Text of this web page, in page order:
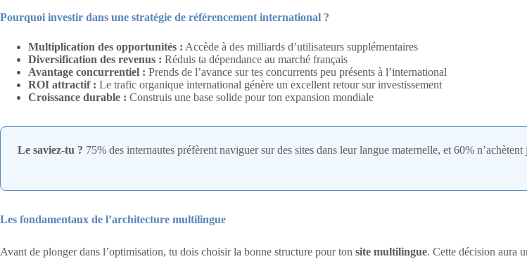
Pourquoi investir dans une stratégie de référencement international ?
Multiplication des opportunités : Accède à des milliards d’utilisateurs supplémentaires
Diversification des revenus : Réduis ta dépendance au marché français
Avantage concurrentiel : Prends de l’avance sur tes concurrents peu présents à l’international
ROI attractif : Le trafic organique international génère un excellent retour sur investissement
Croissance durable : Construis une base solide pour ton expansion mondiale
Le saviez-tu ? 75% des internautes préfèrent naviguer sur des sites dans leur langue maternelle, et 60%
Les fondamentaux de l’architecture multilingue
Avant de plonger dans l’optimisation, tu dois choisir la bonne structure pour ton site multilingue. Cette décision aura